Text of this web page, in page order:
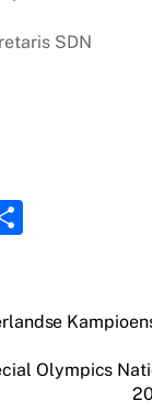
SDN
n
Olympics